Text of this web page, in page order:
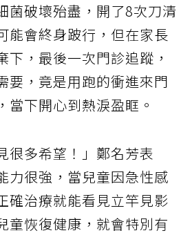
菌破壞殆盡，開了8次刀清
能會終身跛行，但在家長
下，最後一次門診追蹤，
要，竟是用跑的衝進來門
當下開心到熱淚盈眶。
很多希望！」鄭名芳表
力很強，當兒童因急性感
確治療就能看見立竿見影
童恢復健康，就會特別有